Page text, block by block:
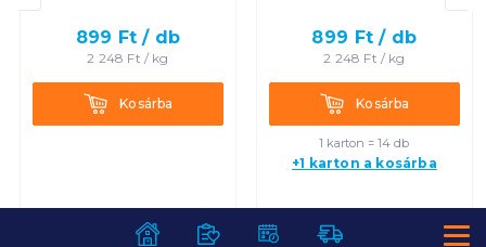
899 Ft / db
2 248 Ft / kg
KosárbaKosárba
899 Ft / db
2 248 Ft / kg
KosárbaKosárba
1 karton = 14 db
+1 karton a kosárba